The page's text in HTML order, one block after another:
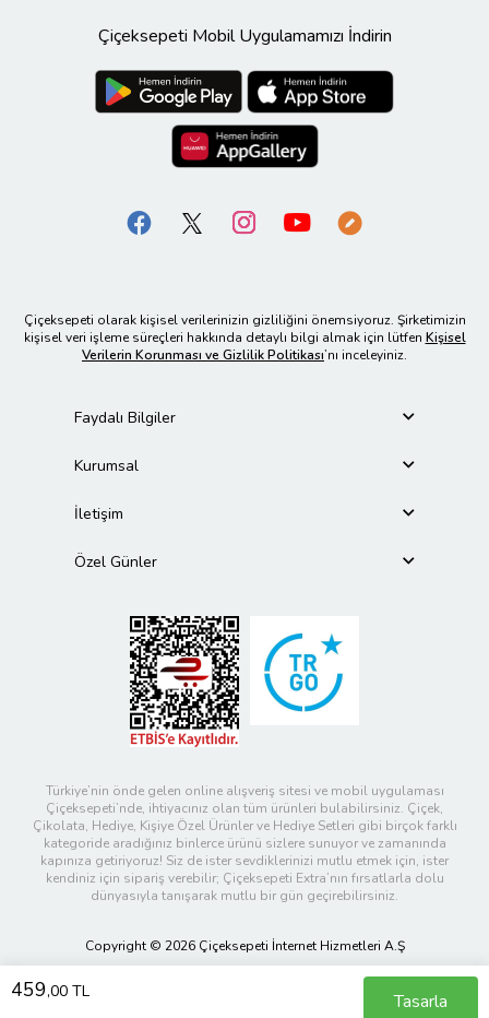
459,00 TL Tasarla
Çiçeksepeti Mobil Uygulamamızı İndirin
Çiçeksepeti olarak kişisel verilerinizin gizliliğini önemsiyoruz. Şirketimizin
kişisel veri işleme süreçleri hakkında detaylı bilgi almak için lütfen Kişisel
Verilerin Korunması ve Gizlilik Politikası’nı inceleyiniz.
Faydalı Bilgiler
Kurumsal
İletişim
Özel Günler
Türkiye’nin önde gelen online alışveriş sitesi ve mobil uygulaması
Çiçeksepeti’nde, ihtiyacınız olan tüm ürünleri bulabilirsiniz. Çiçek,
Çikolata, Hediye, Kişiye Özel Ürünler ve Hediye Setleri gibi birçok farklı
kategoride aradığınız binlerce ürünü sizlere sunuyor ve zamanında
kapınıza getiriyoruz! Siz de ister sevdiklerinizi mutlu etmek için, ister
kendiniz için sipariş verebilir; Çiçeksepeti Extra’nın fırsatlarla dolu
dünyasıyla tanışarak mutlu bir gün geçirebilirsiniz.
Copyright © 2026 Çiçeksepeti İnternet Hizmetleri A.Ş